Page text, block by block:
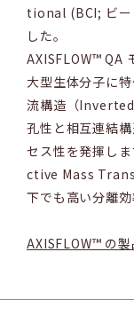
tional (BCI; ビー
した。
AXISFLOW™ QA
大型生体分子に
流構造（
孔性と相互連結
セス性を発揮し
ctive Mass
下でも高い分離効
AXISFLOW™ の